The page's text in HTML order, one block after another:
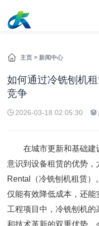
主页 > 新闻中心
如何通过冷铣刨机
竞争
2026-03-18 02:05:30
在城市更新和基础建
意识到设备租赁的优势
Rental（冷铣刨机租赁
仅能有效降低成本，还
工程项目中，冷铣刨机
和技术革新的双重优势